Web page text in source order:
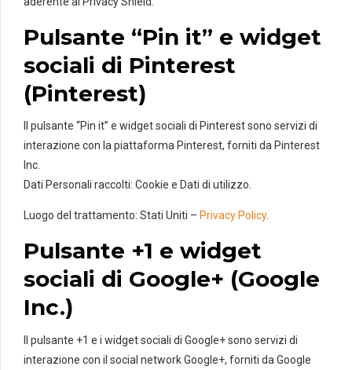
Pulsante “Pin it” e widget
sociali di Pinterest
(Pinterest)
Il pulsante “Pin it” e widget sociali di Pinterest sono servizi di
interazione con la piattaforma Pinterest, forniti da Pinterest
Inc.
Dati Personali raccolti: Cookie e Dati di utilizzo.
Luogo del trattamento: Stati Uniti – Privacy Policy.
Pulsante +1 e widget
sociali di Google+ (Google
Inc.)
Il pulsante +1 e i widget sociali di Google+ sono servizi di
interazione con il social network Google+, forniti da Google